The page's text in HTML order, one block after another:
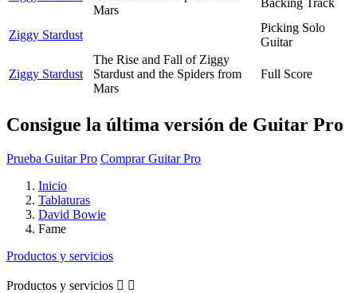
Mars
Ziggy Stardust
Picking Solo
Guitar
Ziggy Stardust
The Rise and Fall of Ziggy
Stardust and the Spiders from
Mars
Full Score
Consigue la última versión de Guitar Pro
Prueba Guitar Pro Comprar Guitar Pro
Inicio
Tablaturas
David Bowie
Fame
Productos y servicios
Productos y servicios  